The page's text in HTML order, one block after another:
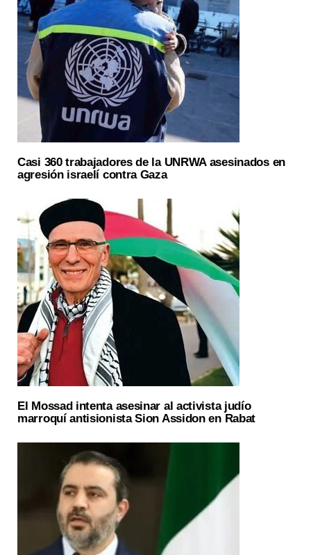
Casi 360 trabajadores de la UNRWA asesinados en
agresión israelí contra Gaza
El Mossad intenta asesinar al activista judío
marroquí antisionista Sion Assidon en Rabat